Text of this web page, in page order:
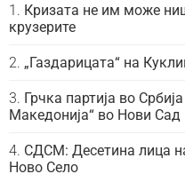
Кризата не им може
крузерите
„Газдарицата“ на
Грчка партија во
Македонија“ во Нови Сад
СДСМ: Десетина лица
Ново Село